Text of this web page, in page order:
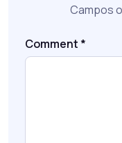
Campos
Comment *